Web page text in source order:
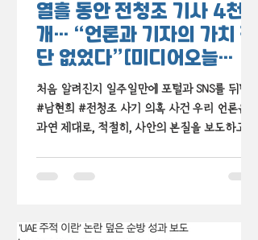
열흘 동안 전청조 기사 4천
개… “언론과 기자의 가치 판
단 없었다”[미디어오늘
11.2.]
처음 알려진지 일주일만에 포털과 SNS를 뒤덮은
#남현희 #전청조 사기 의혹 사건 우리 언론은
과연 제대로, 적절히, 사안의 본질을 보도하고 있